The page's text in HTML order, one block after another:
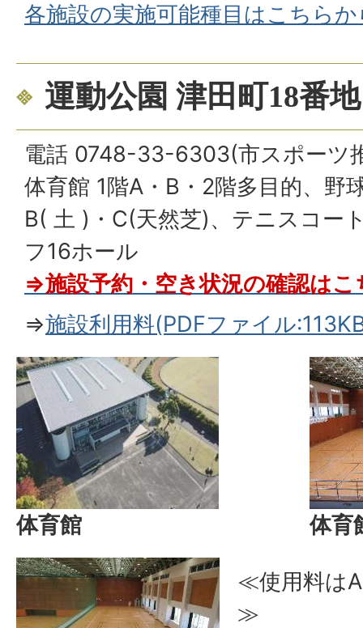
各施設の実施可能種目はこちらか
運動公園 津田町18番地
電話 0748-33-6303(市スポーツ
体育館 1階A・B・2階多目的、野
B( 土 )・C(天然芝)、テニスコー
フ16ホール
⇒施設予約・空き状況の確認はこ
⇒施設利用料(PDFファイル
体育館 体育
≪使用料は
≫